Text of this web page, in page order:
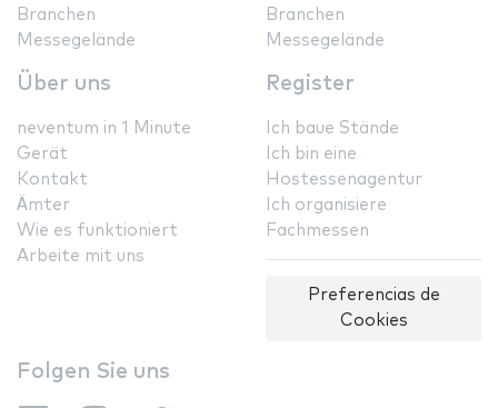
Branchen
Messegelände
Branchen
Messegelände
Über uns
neventum in 1 Minute
Gerät
Kontakt
Ämter
Wie es funktioniert
Arbeite mit uns
Register
Ich baue Stände
Ich bin eine
Hostessenagentur
Ich organisiere
Fachmessen
Preferencias de
Cookies
Folgen Sie uns